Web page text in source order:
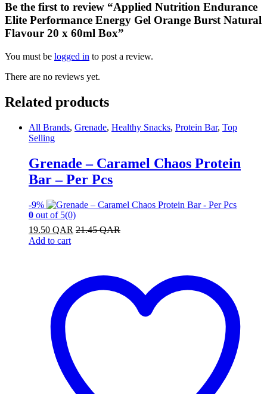
Be the first to review “Applied Nutrition Endurance
Elite Performance Energy Gel Orange Burst Natural
Flavour 20 x 60ml Box”
You must be logged in to post a review.
There are no reviews yet.
Related products
All Brands, Grenade, Healthy Snacks, Protein Bar, Top
Selling
Grenade – Caramel Chaos Protein
Bar – Per Pcs
-9%
0 out of 5(0)
19.50 QAR 21.45QAR
Add to cart